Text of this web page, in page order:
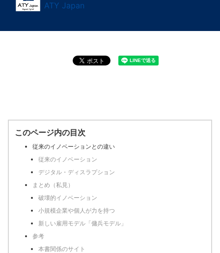
ATY Japan
このページ内の目次
従来のイノベーションとの違い
従来のイノベーション
デジタル・ディスラプション
まとめ（私見）
破壊的イノベーション
小規模企業や個人が力を持つ
新しい雇用モデル「傭兵モデル」
参考
本書関係のサイト